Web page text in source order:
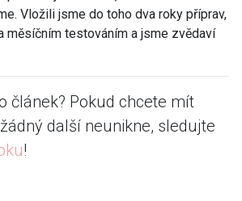
Vložili jsme do toho dva roky příprav,
měsíčním testováním a jsme zvědaví
článek? Pokud chcete mít
další neunikne, sledujte
!